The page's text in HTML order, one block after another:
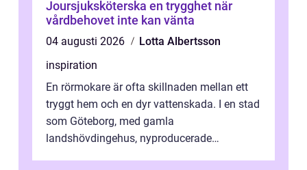
Joursjuksköterska en trygghet när
vårdbehovet inte kan vänta
04 augusti 2026
Lotta Albertsson
inspiration
En rörmokare är ofta skillnaden mellan ett
tryggt hem och en dyr vattenskada. I en stad
som Göteborg, med gamla
landshövdingehus, nyproducerade